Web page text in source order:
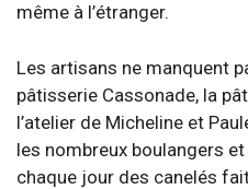
même à l’étranger.
Les artisans ne manquent
pâtisserie Cassonade, la
l’atelier de Micheline et
les nombreux boulangers
chaque jour des canelés